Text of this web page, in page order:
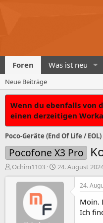
Foren Was ist neu
Neue Beiträge
Wenn du ebenfalls von
einen derzeitigen
Poco-Geräte (End Of Life / EOL)
Pocofone X3 Pro
T
h
Ochim1103
B
e
g
n
24. August
24.
Moin.
Ich